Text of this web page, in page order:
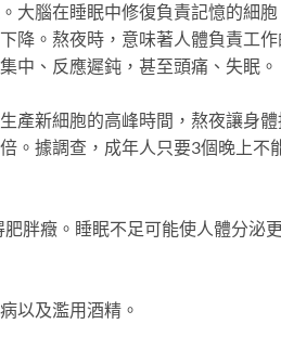
。大腦在睡眠中修復負責記憶的細
降。熬夜時，意味著人體負責工
中、反應遲鈍，甚至頭痛、失眠。
產新細胞的高峰時間，熬夜讓身
。據調查，成年人只要3個晚上不
胖癥。睡眠不足可能使人體分泌
以及濫用酒精。